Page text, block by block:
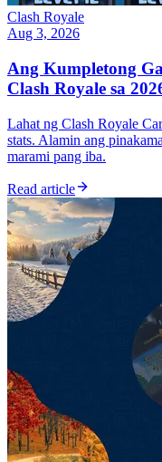
Clash Royale
Aug 3, 2026
Ang Kumpletong
Clash Royale sa
Lahat ng Clash Royale
stats. Alamin ang
marami pang iba.
Read article